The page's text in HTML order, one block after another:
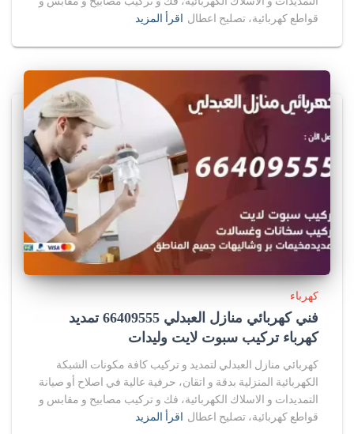
قواطع كهربائية، تصليح اعطال اقرأ المزيد
كهرباء
فني كهربائي منازل العبدلي 66409555 تمديد
كهرباء تركيب سبوت لايت وليدات
كهربائي منازل العبدلي لتمديد و تركيب كافة مكونات الشبكة
الكهربائية المنزلية بدقة و اتقان، حرفية عالية في اصلاح أو صيانة
التمديدات و الاسلاك الكهربائية، فك و تركيب مصابيح و مقابس و
قواطع كهربائية، تصليح اعطال اقرأ المزيد